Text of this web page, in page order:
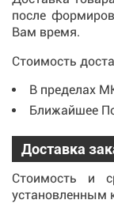
после
Вам время.
Стоимость
В пределах
Ближайшее
Доставка
Стоимость и
установленным